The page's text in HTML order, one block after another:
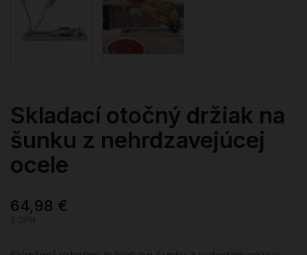
Skladací otočný držiak na
šunku z nehrdzavejúcej
ocele
64,98 €